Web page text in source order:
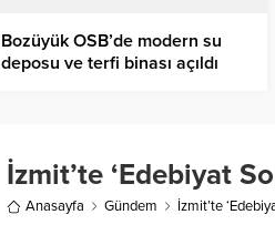
Bozüyük OSB’de modern su
deposu ve terfi binası açıldı
İzmit’te ‘Edebiyat
Anasayfa Gündem İzmit’te